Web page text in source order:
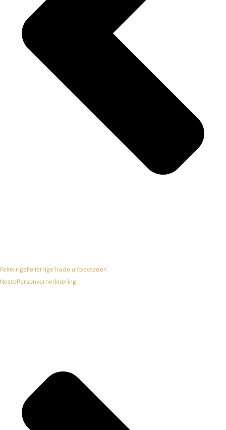
FellerrigeFellerrigeTrade uitbesteden
NestePersonvernerklæring